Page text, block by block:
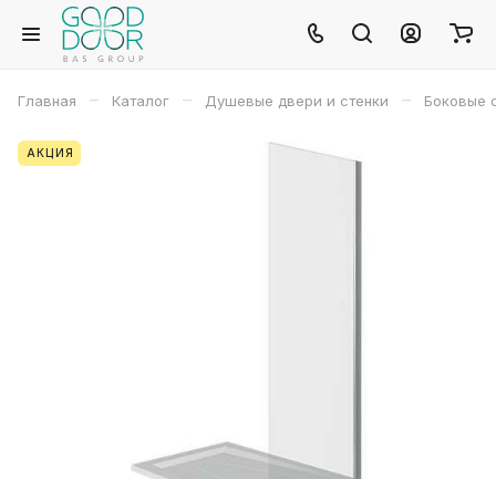
Главная – Каталог – Душевые двери и стенки – Боковые
АКЦИЯ